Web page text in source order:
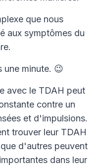
que nous
aux symptômes du
minute. 😉
avec le TDAH peut
contre un
et d'impulsions.
trouver leur TDAH
d'autres peuvent
dans leur